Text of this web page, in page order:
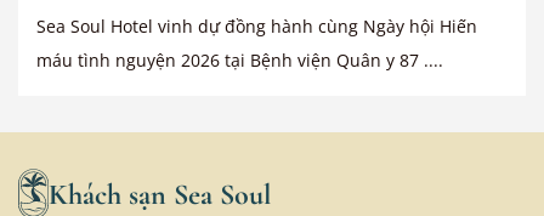
Sea Soul Hotel vinh dự đồng hành cùng Ngày hội Hiến
máu tình nguyện 2026 tại Bệnh viện Quân y 87 ....
Khách sạn Sea Soul